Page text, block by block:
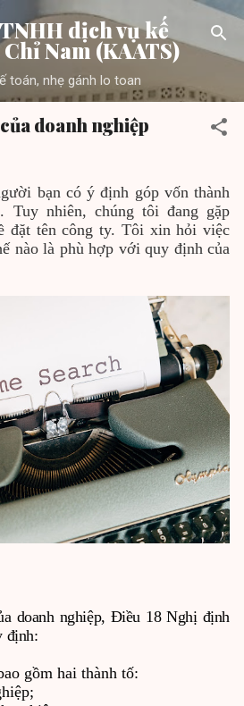
đến nội dung chính
dịch vụ kế
Nam (KAATS)
toán, nhẹ gánh lo toan
doanh nghiệp
bạn có ý định góp vốn thành
Tuy nhiên, chúng tôi đang gặp
đặt tên công ty. Tôi xin hỏi việc
nào là phù hợp với quy định của
doanh nghiệp, Điều 18 Nghị định
định:
gồm hai thành tố: